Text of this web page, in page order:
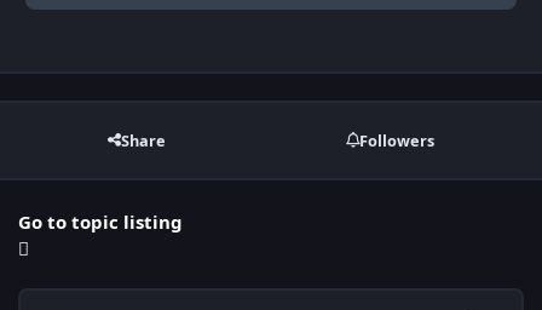
Share Followers
Go to topic listing